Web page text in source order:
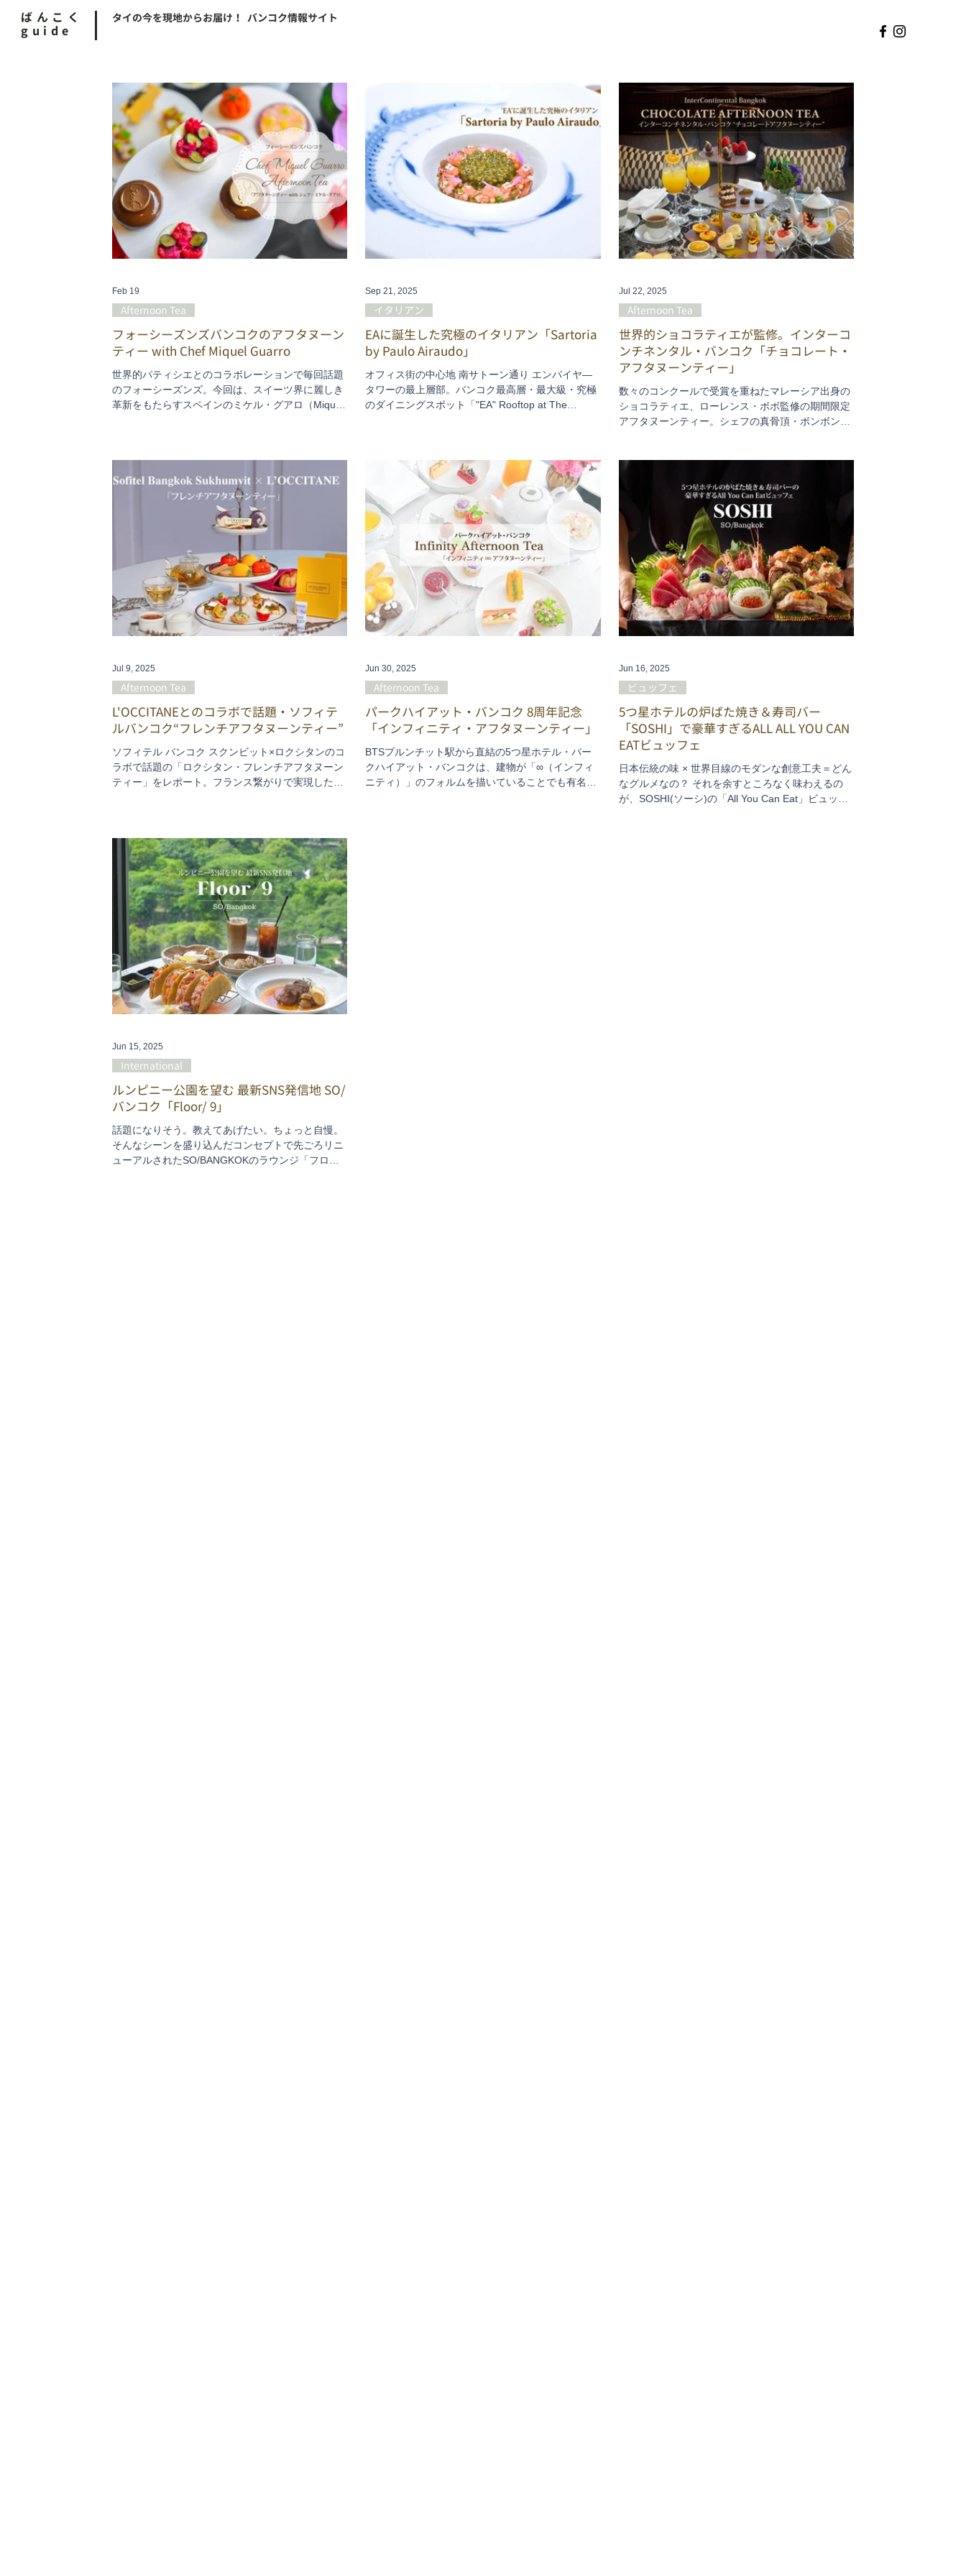
ばんこく
guide
タイの今を現地からお届け！ バンコク情報サイト
フォーシーズンズバンコクのアフタヌーン
ティー with Chef Miquel Guarro
世界的パティシエとのコラボレーションで毎回話題
のフォーシーズンズ。今回は、スイーツ界に麗しき
革新をもたらすスペインのミケル・グアロ（Miquel
Afternoon Tea
Feb 19
EAに誕生した究極のイタリアン「Sartoria
by Paulo Airaudo」
オフィス街の中心地 南サトーン通り エンパイヤ―
タワーの最上層部。バンコク最高層・最大級・究極
のダイニングスポット「"EA" Rooftop at The
Airaudoが展開する東南アジアでは現在唯一のレス
トラン。イタリア語で「仕立て屋」を意味する「サ
ルトリア」。お客さんそれぞれにピッタリ似合う、
上質で美しいものを、心を込めて手作りする仕立て
屋の仕事は、この店の精神と同じなのです。ここで
はサトリアの魅力がたっぷり味わえる８コースメニ
ュー「L’OPERA COMPLETA」をご紹介。
イタリアン
Sep 21, 2025
世界的ショコラティエが監修。インターコ
ンチネンタル・バンコク「チョコレート・
アフタヌーンティー」
数々のコンクールで受賞を重ねたマレーシア出身の
ショコラティエ、ローレンス・ボボ監修の期間限定
アフタヌーンティー。シェフの真骨頂・ボンボンや
食セイボリーも取り揃えました。チョコレートの魔
法に身をゆだね、ゆったりと優雅な午後をお過ごし
Afternoon Tea
Jul 22, 2025
L'OCCITANEとのコラボで話題・ソフィテ
ルバンコク“フレンチアフタヌーンティー”
ソフィテル バンコク スクンビット×ロクシタンのコ
ラボで話題の「ロクシタン・フレンチアフタヌーン
ティー」をレポート。フランス繋がりで実現した、
ッシュだったり(「ちょっと一口食べみて」と、感動
を誰かに伝えたくなるおいしさ）、素朴な伝統菓子
の甘さにしみじみしたりとか、意外性もあって、粋
なフレンチのエスプリが効いてます。アフタヌーン
ティーの相場が高騰する今のバンコクで、この料金
はかなりリーズナブルだし、帰りにロクシタンのプ
チお土産をくれるのも嬉しいおまけ。近ごろ “自分
へのご褒美” がお預け気味だった方も、久しぶりに
楽しみませんか？
Afternoon Tea
Jul 9, 2025
パークハイアット・バンコク 8周年記念
「インフィニティ・アフタヌーンティー」
BTSプルンチット駅から直結の5つ星ホテル・パー
クハイアット・バンコクは、建物が「∞（インフィ
ニティ）」のフォルムを描いていることでも有名。
Afternoon Tea
Jun 30, 2025
5つ星ホテルの炉ばた焼き＆寿司バー
「SOSHI」で豪華すぎるALL ALL YOU CAN
EATビュッフェ
日本伝統の味 × 世界目線のモダンな創意工夫＝どん
なグルメなの？ それを余すところなく味わえるの
が、SOSHI(ソーシ)の「All You Can Eat」ビュッフ
ビュッフェ
Jun 16, 2025
ルンピニー公園を望む 最新SNS発信地 SO/
バンコク「Floor/ 9」
話題になりそう。教えてあげたい。ちょっと自慢。
そんなシーンを盛り込んだコンセプトで先ごろリニ
ューアルされたSO/BANGKOKのラウンジ「フロア
International
Jun 15, 2025